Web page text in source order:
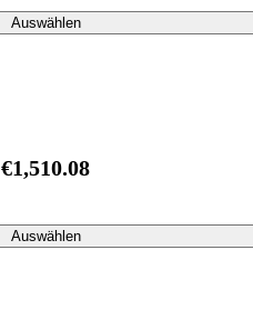
Auswählen
€1,510.08
Auswählen